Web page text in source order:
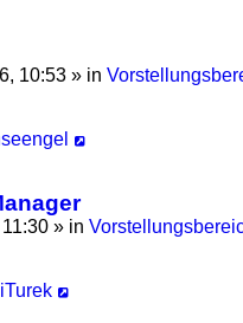
10:53 » in
» in